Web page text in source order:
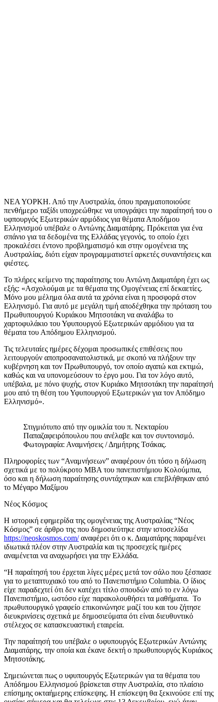
ΝΕΑ ΥΟΡΚΗ. Από την Αυστραλία, όπου πραγματοποιούσε
πενθήμερο ταξίδι υποχρεώθηκε να υπογράψει την παραίτησή του ο
υφπουργός Εξωτερικών αρμόδιος για θέματα Αποδήμου
Ελληνισμού υπέβαλε ο Αντώνης Διαματάρης. Πρόκειται για ένα
σπάνιο για τα δεδομένα της Ελλάδας γεγονός, το οποίο έχει
προκαλέσει έντονο προβληματισμό και στην ομογένεια της
Αυστραλίας, διότι είχαν προγραμματιστεί αρκετές συναντήσεις και
φιέστες.
Το πλήρες κείμενο της παραίτησης του Αντώνη Διαματάρη έχει ως
εξής: «Ασχολούμαι με τα θέματα της Ομογένειας επί δεκαετίες.
Μόνο μου μέλημα όλα αυτά τα χρόνια είναι η προσφορά στον
Ελληνισμό. Για αυτό με μεγάλη τιμή αποδέχθηκα την πρόταση του
Πρωθυπουργού Κυριάκου Μητσοτάκη να αναλάβω το
χαρτοφυλάκιο του Υφυπουργού Εξωτερικών αρμόδιου για τα
θέματα του Απόδημου Ελληνισμού.
Τις τελευταίες ημέρες δέχομαι προσωπικές επιθέσεις που
λειτουργούν αποπροσανατολιστικά, με σκοπό να πλήξουν την
κυβέρνηση και τον Πρωθυπουργό, τον οποίο αγαπώ και εκτιμώ,
καθώς και να υπονομεύσουν το έργο μου. Για τον λόγο αυτό,
υπέβαλα, με πόνο ψυχής, στον Κυριάκο Μητσοτάκη την παραίτησή
μου από τη θέση του Υφυπουργού Εξωτερικών για τον Απόδημο
Ελληνισμό».
Στιγμιότυπο από την ομικλία του π. Νεκταρίου
Παπαζαφειρόπουλου που ανέλαβε και τον συντονισμό.
Φωτογραφία: Αναμνήσεις / Δημήτρης Τσάκας.
Πληροφορίες των “Αναμνήσεων” αναφέρουν ότι τόσο η δήλωση
σχετικά με το πολύκροτο ΜΒΑ του πανεπιστήμιου Κολούμπια,
όσο και η δήλωση παραίτησης συντάχτηκαν και επεβλήθηκαν από
το Μέγαρο Μαξίμου
Νέος Κόσμος
Η ιστορική εφημερίδα της ομογένειας της Αυστραλίας “Νέος
Κόσμος” σε άρθρο της που δημοσιεύτηκε στην ιστοσελίδα
https://neoskosmos.com/αναφέρει ότι ο κ. Διαματάρης παραμένει
ιδιωτικά πλέον στην Αυστραλία και τις προσεχείς ημέρες
αναμένεται να αναχωρήσει για την Ελλάδα.
“Η παραίτησή του έρχεται λίγες μέρες μετά τον σάλο που ξέσπασε
για το μεταπτυχιακό του από το Πανεπιστήμιο Columbia. Ο ίδιος
είχε παραδεχτεί ότι δεν κατέχει τίτλο σπουδών από το εν λόγω
Πανεπιστήμιο, ωστόσο είχε παρακολουθήσει τα μαθήματα. Το
πρωθυπουργικό γραφείο επικοινώνησε μαζί του και του ζήτησε
διευκρινίσεις σχετικά με δημοσιεύματα ότι είναι διευθυντικό
στέλεχος σε κατασκευαστική εταιρεία.
Την παραίτησή του υπέβαλε ο υφυπουργός Εξωτερικών Αντώνης
Διαματάρης, την οποία και έκανε δεκτή ο πρωθυπουργός Κυριάκος
Μητσοτάκης.
Σημειώνεται πως ο υφυπουργός Εξωτερικών για τα θέματα του
Απόδημου Ελληνισμού βρίσκεται στην Αυστραλία, στο πλαίσιο
επίσημης οκταήμερης επίσκεψης. Η επίσκεψη θα ξεκινούσε επί της